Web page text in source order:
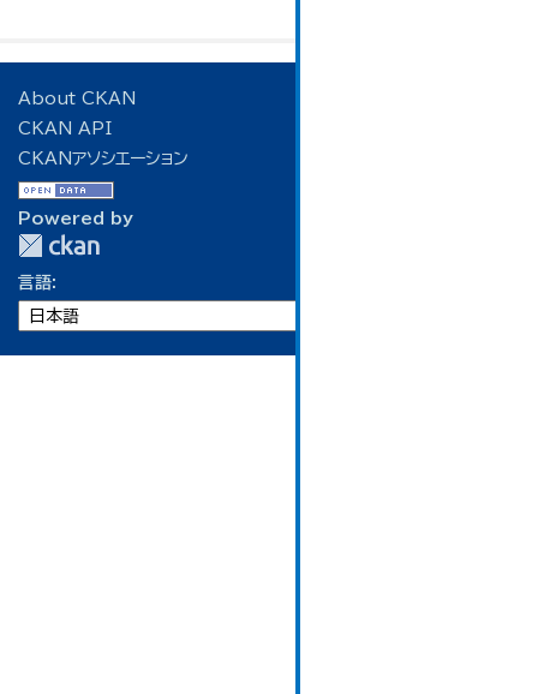
About CKAN
CKAN API
CKANアソシエーション
Powered by
言語